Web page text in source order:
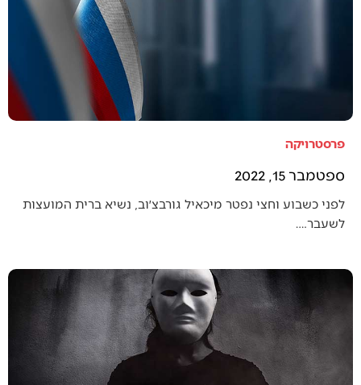
פרסטרויקה
ספטמבר 15, 2022
לפני כשבוע וחצי נפטר מיכאיל גורבצ׳וב, נשיא ברית המועצות
לשעבר.…